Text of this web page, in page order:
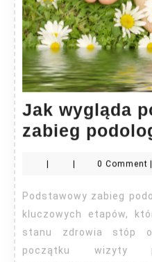
Jak wygląda
zabieg
| | 0 Comment |
Podstawowy zabieg podologiczny składa się z kilku
kluczowych etapów,
stanu zdrowia stóp
początku wizyty